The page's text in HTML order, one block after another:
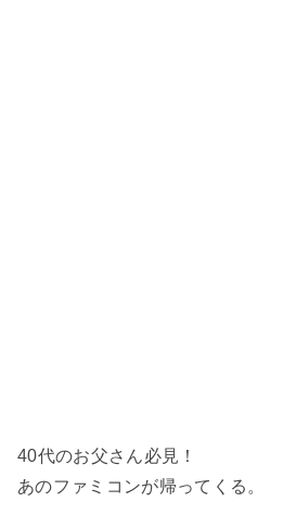
40代のお父さん必見！
あのファミコンが帰ってくる。